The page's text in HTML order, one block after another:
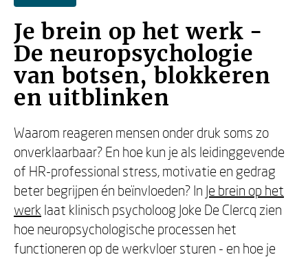
Je brein op het werk -
De neuropsychologie
van botsen, blokkeren
en uitblinken
Waarom reageren mensen onder druk soms zo
onverklaarbaar? En hoe kun je als leidinggevende
of HR-professional stress, motivatie en gedrag
beter begrijpen én beïnvloeden? In Je brein op het
werk laat klinisch psycholoog Joke De Clercq zien
hoe neuropsychologische processen het
functioneren op de werkvloer sturen - en hoe je